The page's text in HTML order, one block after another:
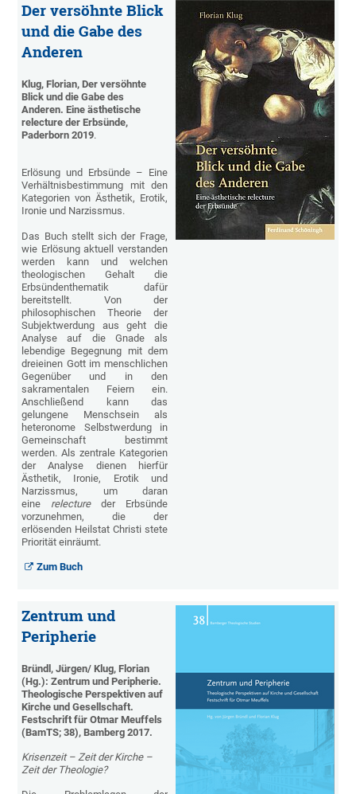
Der versöhnte Blick
und die Gabe des
Anderen
Klug, Florian, Der versöhnte
Blick und die Gabe des
Anderen. Eine ästhetische
relecture der Erbsünde,
Paderborn 2019.
Erlösung und Erbsünde – Eine
Verhältnisbestimmung mit den
Kategorien von Ästhetik, Erotik,
Ironie und Narzissmus.
Das Buch stellt sich der Frage,
wie Erlösung aktuell verstanden
werden kann und welchen
theologischen Gehalt die
Erbsündenthematik dafür
bereitstellt. Von der
philosophischen Theorie der
Subjektwerdung aus geht die
Analyse auf die Gnade als
lebendige Begegnung mit dem
dreieinen Gott im menschlichen
Gegenüber und in den
sakramentalen Feiern ein.
Anschließend kann das
gelungene Menschsein als
heteronome Selbstwerdung in
Gemeinschaft bestimmt
werden. Als zentrale Kategorien
der Analyse dienen hierfür
Ästhetik, Ironie, Erotik und
Narzissmus, um daran
eine relectureder Erbsünde
vorzunehmen, die der
erlösenden Heilstat Christi stete
Priorität einräumt.
Zum Buch
Zentrum und
Peripherie
Bründl, Jürgen/ Klug, Florian
(Hg.): Zentrum und Peripherie.
Theologische Perspektiven auf
Kirche und Gesellschaft.
Festschrift für Otmar Meuffels
(BamTS; 38), Bamberg 2017.
Krisenzeit – Zeit der Kirche –
Zeit der Theologie?